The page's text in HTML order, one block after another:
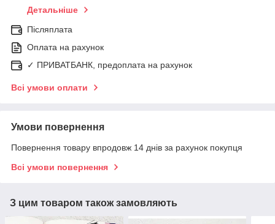
Детальніше
Післяплата
Оплата на рахунок
✓ ПРИВАТБАНК, предоплата на рахунок
Всі умови оплати
Умови повернення
Повернення товару впродовж 14 днів за рахунок покупця
Всі умови повернення
З цим товаром також замовляють